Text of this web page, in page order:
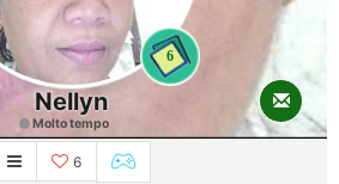
6
Nellyn
Molto tempo
6